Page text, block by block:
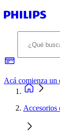
Accesorios